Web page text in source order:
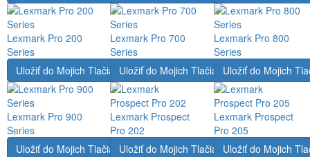
Lexmark Pro 200
Series
Lexmark Pro 700
Series
Lexmark Pro 800
Series
Uložiť do Mojich Tlačiarní
Lexmark Pro 900
Series
Uložiť do Mojich Tlačiarní
Lexmark Prospect
Pro 202
Uložiť do Mojich
Lexmark Prospect
Pro 205
Uložiť do Mojich TlačiarníUložiť do Mojich TlačiarníUložiť do Mojich